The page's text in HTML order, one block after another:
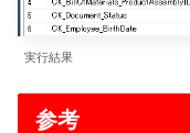
実行結果
参考